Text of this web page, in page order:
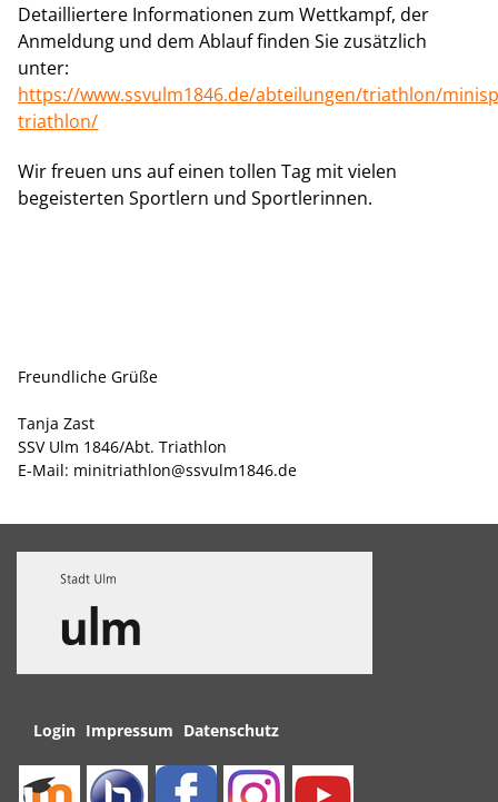
Detailliertere Informationen zum Wettkampf, der
Anmeldung und dem Ablauf finden Sie zusätzlich
unter:
https://www.ssvulm1846.de/abteilungen/triathlon/
triathlon/
Wir freuen uns auf einen tollen Tag mit vielen
begeisterten Sportlern und Sportlerinnen.
Freundliche Grüße
Tanja Zast
SSV Ulm 1846/Abt. Triathlon
E-Mail: minitriathlon@ssvulm1846.de
Navigation
Login Impressum Datenschutz